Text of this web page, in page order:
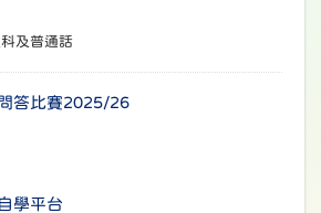
及普通話
答比賽2025/26
學平台